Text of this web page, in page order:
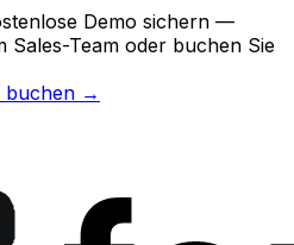
Demo sichern —
Sales-Team oder buchen Sie
buchen →